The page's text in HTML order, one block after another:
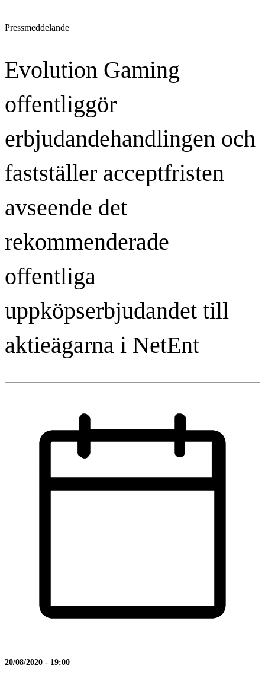
Pressmeddelande
Evolution Gaming
offentliggör
erbjudandehandlingen och
fastställer acceptfristen
avseende det
rekommenderade
offentliga
uppköpserbjudandet till
aktieägarna i NetEnt
20/08/2020 - 19:00